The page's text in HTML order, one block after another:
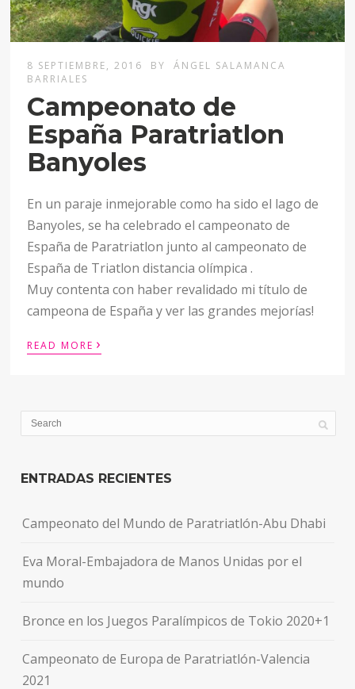
8 SEPTIEMBRE, 2016 BY
ÁNGEL SALAMANCA
BARRIALES
Campeonato de
España Paratriatlon
Banyoles
En un paraje inmejorable como ha sido el lago de
Banyoles, se ha celebrado el campeonato de
España de Paratriatlon junto al campeonato de
España de Triatlon distancia olímpica .
Muy contenta con haber revalidado mi título de
campeona de España y ver las grandes mejorías!
READ MORE ›
ENTRADAS RECIENTES
Campeonato del Mundo de Paratriatlón-Abu Dhabi
Eva Moral-Embajadora de Manos Unidas por el
mundo
Bronce en los Juegos Paralímpicos de Tokio 2020+1
Campeonato de Europa de Paratriatlón-Valencia
2021